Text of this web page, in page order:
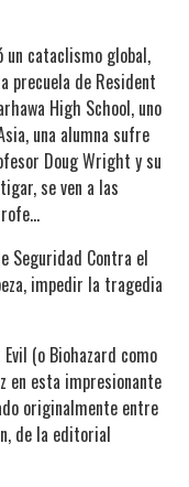
un cataclismo global,
precuela de Resident
High School, uno
una alumna sufre
Doug Wright y su
se ven a las
Seguridad Contra el
impedir la tragedia
(o Biohazard como
en esta impresionante
originalmente entre
de la editorial